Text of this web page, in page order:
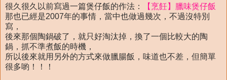
很久很久以前寫過一篇煲仔飯的作法：
【烹飪】臘味煲仔飯
那也已經是2007年的事情，當中也做過幾次，不過沒特別
寫，
後來那個陶鍋破了，就只好淘汰掉，換了一個比較大的陶
鍋，抓不準煮飯的時機，
所以後來就用另外的方式來做臘腸飯，味道也不差，但簡單
很多喲！！！